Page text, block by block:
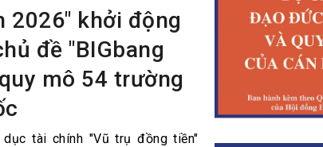
2026" khởi động
đề "BIGbang
mô 54 trường
dục tài chính "Vũ trụ đồng tiền"